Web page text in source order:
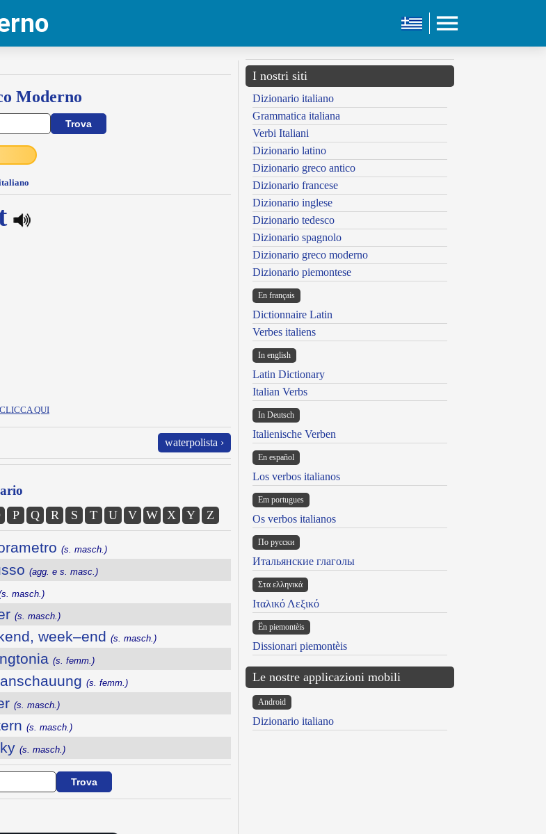
Moderno
CLICCA QUI
waterpolista ›
P Q R S T U V W X Y Z
(s. masch.)
(agg. e s. masc.)
masch.)
(s. masch.)
week–end (s. masch.)
(s. femm.)
(s. femm.)
(s. masch.)
(s. masch.)
(s. masch.)
I nostri siti
Dizionario italiano
Grammatica italiana
Verbi Italiani
Dizionario latino
Dizionario greco antico
Dizionario francese
Dizionario inglese
Dizionario tedesco
Dizionario spagnolo
Dizionario greco moderno
Dizionario piemontese
En français
Dictionnaire Latin
Verbes italiens
In english
Latin Dictionary
Italian Verbs
In Deutsch
Italienische Verben
En español
Los verbos italianos
Em portugues
Os verbos italianos
По русски
Итальянские глаголы
Στα ελληνικά
Ιταλικό Λεξικό
Ën piemontèis
Dissionari piemontèis
Le nostre applicazioni mobili
Android
Dizionario italiano